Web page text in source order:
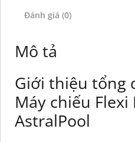
Đánh giá (0)
Mô tả
Giới thiệu tổng
Máy chiếu Flexi
AstralPool